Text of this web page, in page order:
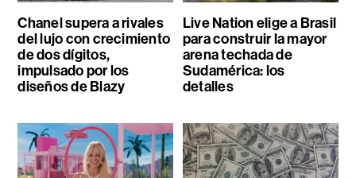
Chanel supera a rivales
del lujo con crecimiento
de dos dígitos,
impulsado por los
diseños de Blazy
Live Nation elige a Brasil
para construir la mayor
arena techada de
Sudamérica: los
detalles